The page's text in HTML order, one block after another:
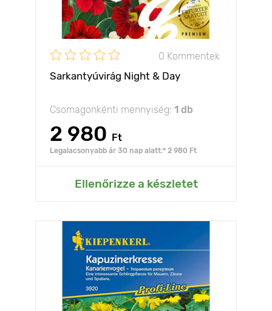
0 Kommentek
Sarkantyúvirág Night & Day
Csomagonkénti mennyiség: 1 db
2 980 Ft
Legalacsonyabb ár 30 nap alatt:* 2 980 Ft
Ellenőrizze a készletet